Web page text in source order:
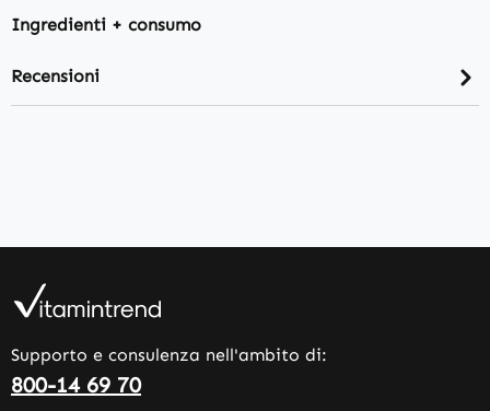
Ingredienti + consumo
Recensioni
Supporto e consulenza nell'ambito di:
800-14 69 70